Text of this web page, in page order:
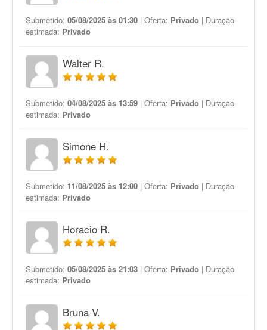
Submetido: 05/08/2025 às 01:30 | Oferta: Privado | Duração
estimada: Privado
Walter R.
Submetido: 04/08/2025 às 13:59 | Oferta: Privado | Duração
estimada: Privado
Simone H.
Submetido: 11/08/2025 às 12:00 | Oferta: Privado | Duração
estimada: Privado
Horacio R.
Submetido: 05/08/2025 às 21:03 | Oferta: Privado | Duração
estimada: Privado
Bruna V.